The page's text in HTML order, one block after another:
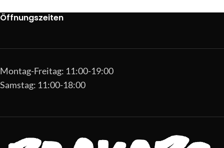
Öffnungszeiten
Montag-Freitag: 11:00-19:00
Samstag: 11:00-18:00